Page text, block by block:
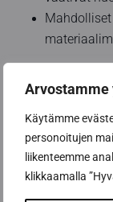
Käytämme
personoitujen
liikenteemme
klikkaamalla
Budjetoimalla
mahdolliset
yllättäviä